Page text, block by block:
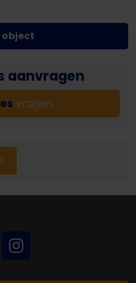
object
aanvragen
vragen
1